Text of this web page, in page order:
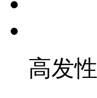
高发性